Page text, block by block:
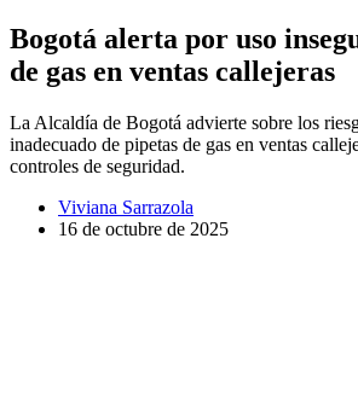
Bogotá alerta por uso
de gas en ventas callejeras
La Alcaldía de Bogotá advierte sobre los
inadecuado de pipetas de gas en ventas
controles de seguridad.
Viviana Sarrazola
16 de octubre de 2025